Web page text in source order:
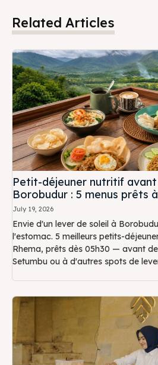
Related Articles
Petit-déjeuner nutritif
Borobudur : 5 menus prêts
July 19, 2026
Envie d'un lever de soleil à
l'estomac. 5 meilleurs petits-
Rhema, prêts dès 05h30 — avant
Setumbu ou à d'autres spots de